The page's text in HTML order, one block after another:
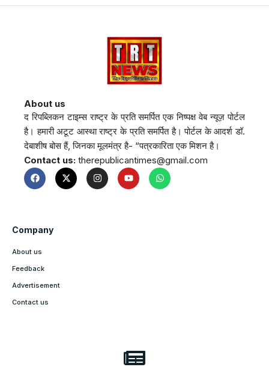
About us
द रिपब्लिकन टाइम्स राष्ट्र के प्रति समर्पित एक निष्पक्ष वेब न्यूज़ पोर्टल
है। हमारी अटूट आस्था राष्ट्र के प्रति समर्पित है। पोर्टल के आदर्श डॉ.
देबाशीष बोस हैं, जिनका मूलमंत्र है- “पत्रकारिता एक मिशन है।
Contact us: therepublicantimes@gmail.com
Company
About us
Feedback
Advertisement
Contact us